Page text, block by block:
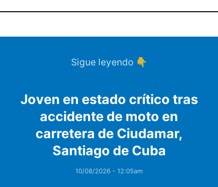
Sigue leyendo 👇